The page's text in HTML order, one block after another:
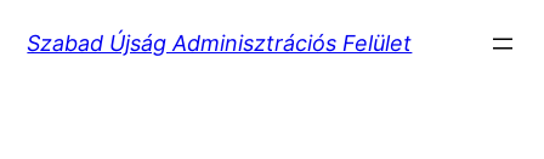
Szabad Újság Adminisztrációs Felület